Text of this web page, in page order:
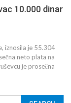
10.000 dinar
iznosila je 55.304
neto plata na
je prosečna